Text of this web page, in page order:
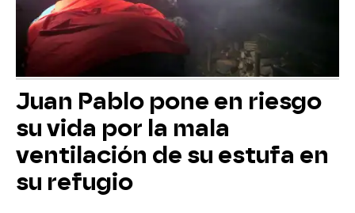
Juan Pablo pone en riesgo
su vida por la mala
ventilación de su estufa en
su refugio